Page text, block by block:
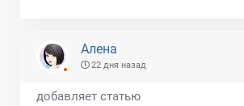
Алена
22 дня назад
добавляет статью